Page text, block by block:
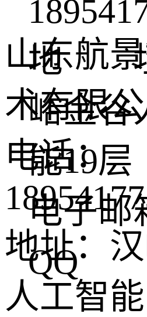
地
峪金谷
能19层
电子邮
QQ
山东航
术有限
电话：
地址：
人工智